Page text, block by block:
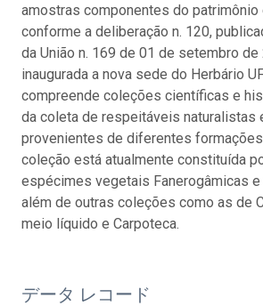
amostras componentes do patrimônio
conforme a deliberação n. 120,
da União n. 169 de 01 de setembro
inaugurada a nova sede do Herbário
compreende coleções científicas e
da coleta de respeitáveis naturalistas
provenientes de diferentes
coleção está atualmente constituída
espécimes vegetais Fanerogâmicas
além de outras coleções como as de
meio líquido e Carpoteca.
データ レコード